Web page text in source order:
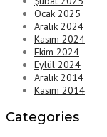
Ocak 2025
Aralık 2024
Kasım 2024
Ekim 2024
Eylül 2024
Aralık 2014
Kasım 2014
Categories